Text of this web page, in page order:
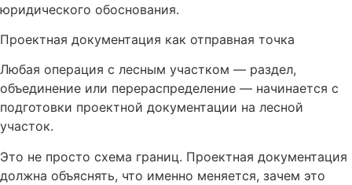
юридического обоснования.
Проектная документация как отправная точка
Любая операция с лесным участком — раздел,
объединение или перераспределение — начинается с
подготовки проектной документации на лесной
участок.
Это не просто схема границ. Проектная документация
должна объяснять, что именно меняется, зачем это